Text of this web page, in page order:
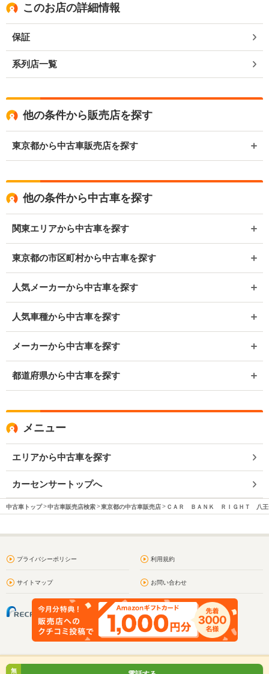
このお店の詳細情報
保証
系列店一覧
他の条件から販売店を探す
東京都から中古車販売店を探す
他の条件から中古車を探す
関東エリアから中古車を探す
東京都の市区町村から中古車を探す
人気メーカーから中古車を探す
人気車種から中古車を探す
メーカーから中古車を探す
都道府県から中古車を探す
メニュー
エリアから中古車を探す
カーセンサートップへ
中古車トップ 中古車販売店検索 東京都の中古車販売店 ＣＡＲ ＢＡＮＫ ＲＩＧＨＴ 八王
プライバシーポリシー 利用規約
サイトマップ お問い合わせ
無